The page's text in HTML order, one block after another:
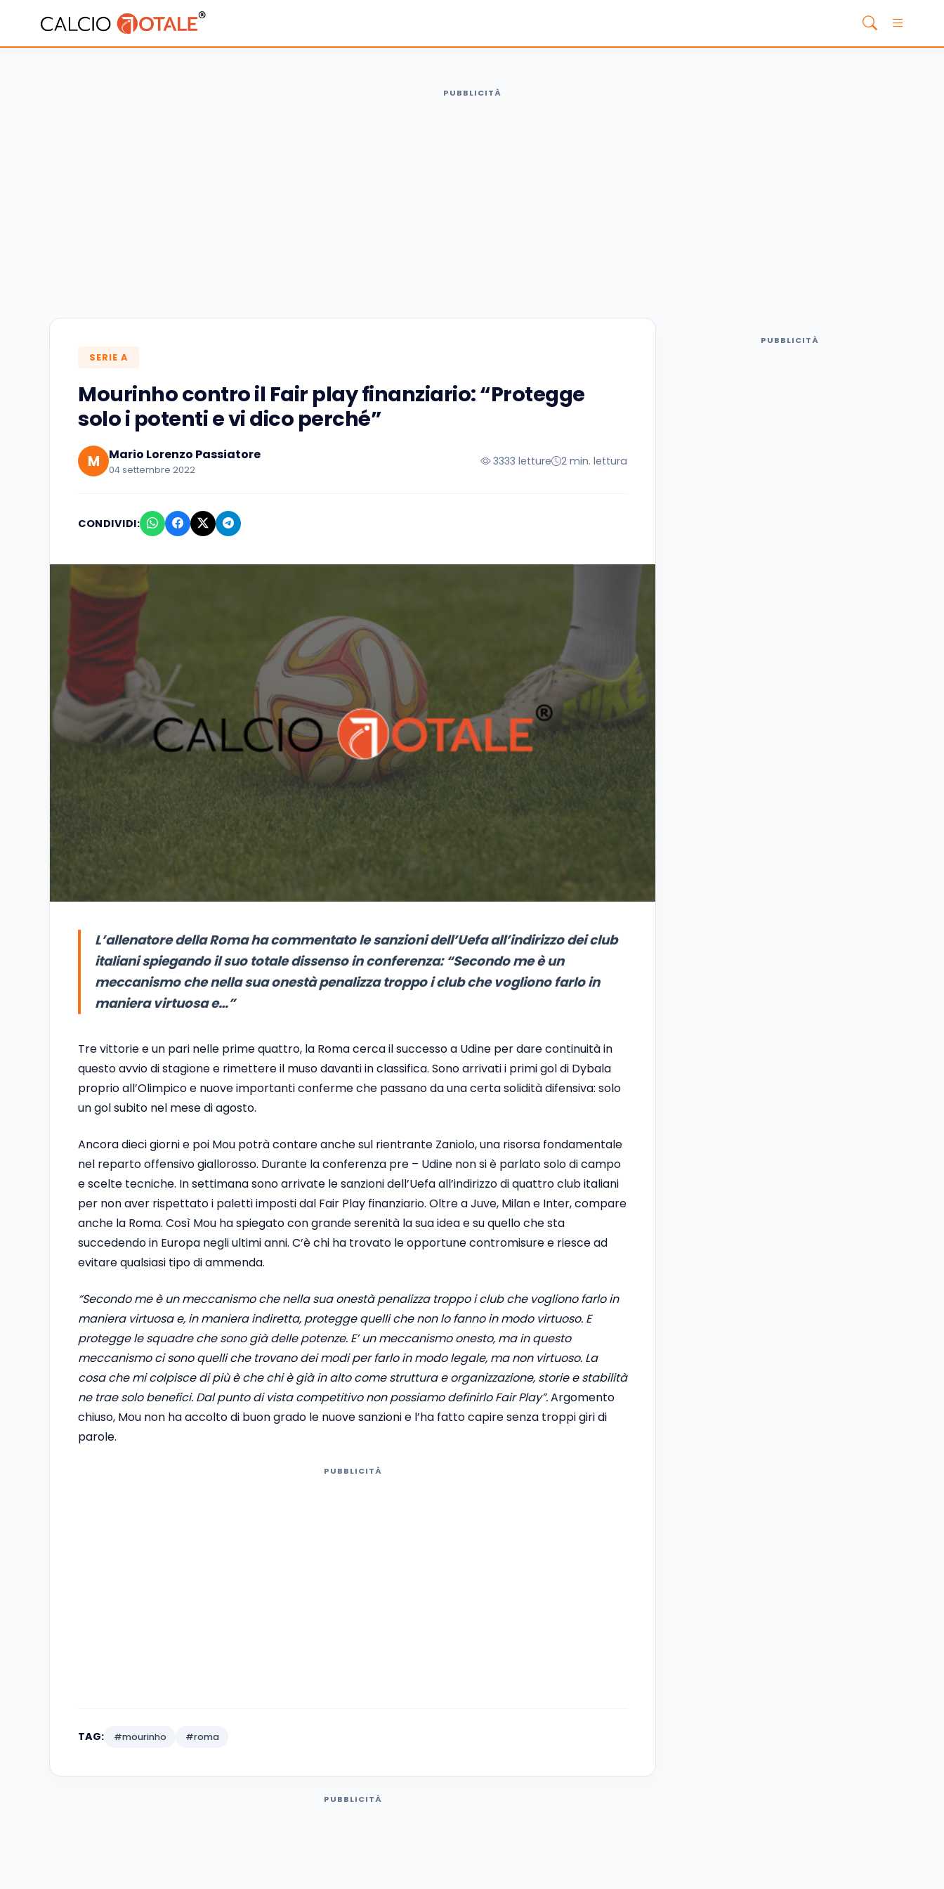
PUBBLICITÀ
SERIE A
Mourinho contro il Fair play finanziario: “Protegge
solo i potenti e vi dico perché”
M Mario Lorenzo Passiatore
04 settembre 2022
3333 letture 2 min. lettura
CONDIVIDI:
L’allenatore della Roma ha commentato le sanzioni dell’Uefa all’indirizzo dei club
italiani spiegando il suo totale dissenso in conferenza: “Secondo me è un
meccanismo che nella sua onestà penalizza troppo i club che vogliono farlo in
maniera virtuosa e…”
Tre vittorie e un pari nelle prime quattro, la Roma cerca il successo a Udine per dare continuità in
questo avvio di stagione e rimettere il muso davanti in classifica. Sono arrivati i primi gol di Dybala
proprio all’Olimpico e nuove importanti conferme che passano da una certa solidità difensiva: solo
un gol subito nel mese di agosto.
Ancora dieci giorni e poi Mou potrà contare anche sul rientrante Zaniolo, una risorsa fondamentale
nel reparto offensivo giallorosso. Durante la conferenza pre – Udine non si è parlato solo di campo
e scelte tecniche. In settimana sono arrivate le sanzioni dell’Uefa all’indirizzo di quattro club italiani
per non aver rispettato i paletti imposti dal Fair Play finanziario. Oltre a Juve, Milan e Inter, compare
anche la Roma. Così Mou ha spiegato con grande serenità la sua idea e su quello che sta
succedendo in Europa negli ultimi anni. C’è chi ha trovato le opportune contromisure e riesce ad
evitare qualsiasi tipo di ammenda.
“Secondo me è un meccanismo che nella sua onestà penalizza troppo i club che vogliono farlo in
maniera virtuosa e, in maniera indiretta, protegge quelli che non lo fanno in modo virtuoso. E
protegge le squadre che sono già delle potenze. E’ un meccanismo onesto, ma in questo
meccanismo ci sono quelli che trovano dei modi per farlo in modo legale, ma non virtuoso. La
cosa che mi colpisce di più è che chi è già in alto come struttura e organizzazione, storie e stabilità
ne trae solo benefici. Dal punto di vista competitivo non possiamo definirlo Fair Play”.Argomento
chiuso, Mou non ha accolto di buon grado le nuove sanzioni e l’ha fatto capire senza troppi giri di
parole.
PUBBLICITÀ
TAG: #mourinho #roma
PUBBLICITÀ
PUBBLICITÀ